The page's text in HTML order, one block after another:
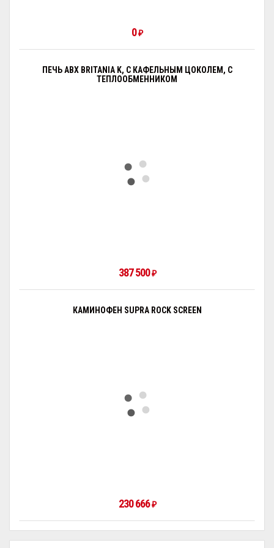
0₽
ПЕЧЬ ABX BRITANIA K, С КАФЕЛЬНЫМ ЦОКОЛЕМ, С
ТЕПЛООБМЕННИКОМ
387 500₽
КАМИНОФЕН SUPRA ROCK SCREEN
230 666₽